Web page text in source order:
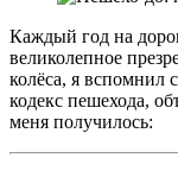
Каждый год на
великолепное
колёса, я вспомнил
кодекс пешехода,
меня получилось: